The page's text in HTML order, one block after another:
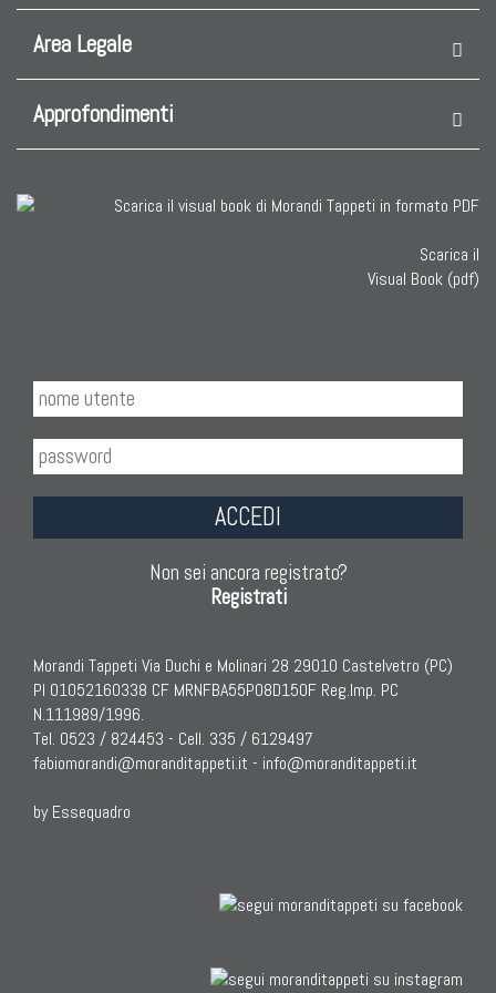
Tappeti Turchi Vecchi E Nuovi
Tappeti Ghazni
Tappeti Beluci
Area Legale
Approfondimenti
Scarica il
Visual Book (pdf)
ACCEDI
Non sei ancora registrato?
Registrati
Morandi Tappeti Via Duchi e Molinari 28 29010 Castelvetro (PC)
PI 01052160338 CF MRNFBA55P08D150F Reg.Imp. PC
N.111989/1996.
Tel. 0523 / 824453 - Cell. 335 / 6129497
fabiomorandi@moranditappeti.it - info@moranditappeti.it
by Essequadro